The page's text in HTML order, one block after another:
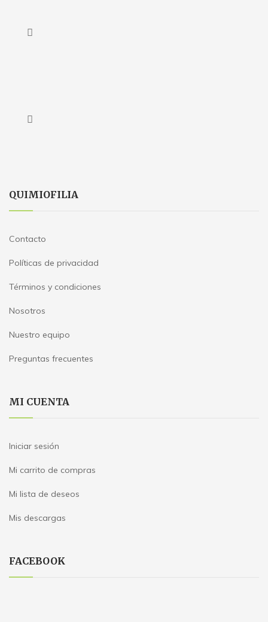
QUIMIOFILIA
Contacto
Políticas de privacidad
Términos y condiciones
Nosotros
Nuestro equipo
Preguntas frecuentes
MI CUENTA
Iniciar sesión
Mi carrito de compras
Mi lista de deseos
Mis descargas
FACEBOOK